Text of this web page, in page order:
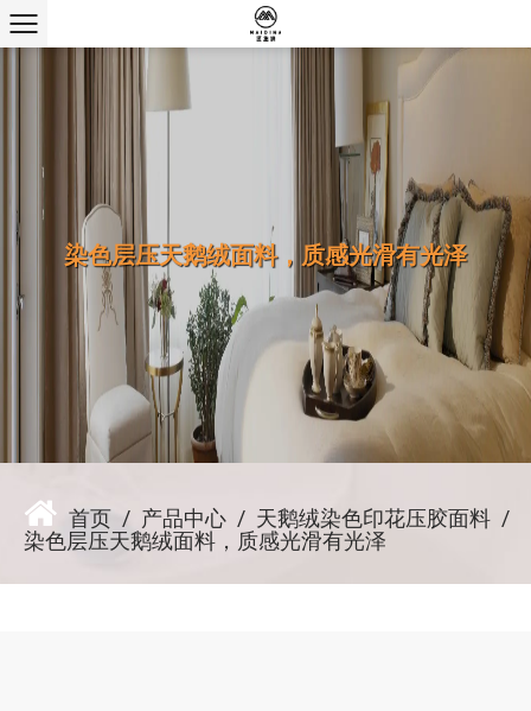
染色层压天鹅绒面料，质感光滑有光泽
首页 / 产品中心 / 天鹅绒染色印花压胶面料 /
染色层压天鹅绒面料，质感光滑有光泽